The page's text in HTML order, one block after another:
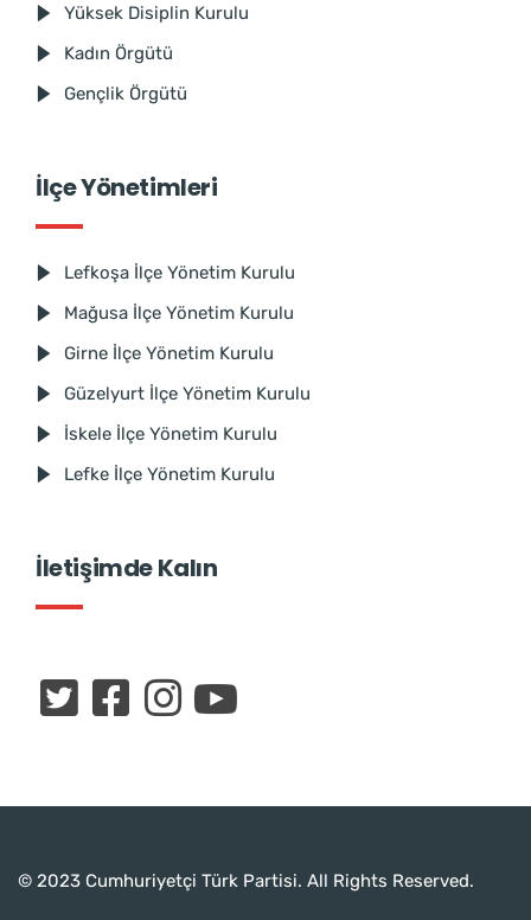
Yüksek Disiplin Kurulu
Kadın Örgütü
Gençlik Örgütü
İlçe Yönetimleri
Lefkoşa İlçe Yönetim Kurulu
Mağusa İlçe Yönetim Kurulu
Girne İlçe Yönetim Kurulu
Güzelyurt İlçe Yönetim Kurulu
İskele İlçe Yönetim Kurulu
Lefke İlçe Yönetim Kurulu
İletişimde Kalın
© 2023 Cumhuriyetçi Türk Partisi. All Rights Reserved.